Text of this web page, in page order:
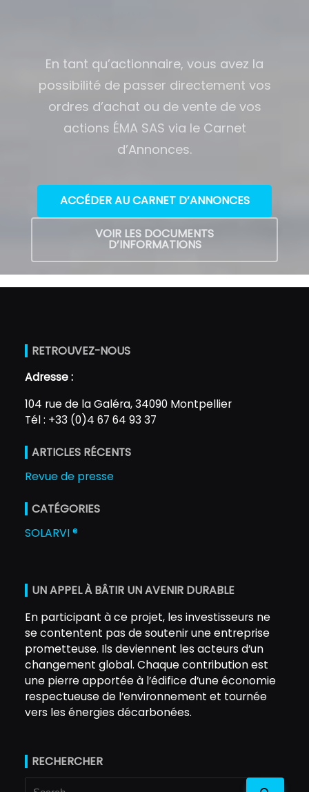
En tant qu’actionnaire, vous avez la
possibilité de passer directement vos
ordres d’achat ou de vente de vos
actions ÉMA SAS via le Carnet
d’Annonces.
ACCÉDER AU CARNET D’ANNONCES
VOIR LES DOCUMENTS
D’INFORMATIONS
RETROUVEZ-NOUS
Adresse :
104 rue de la Galéra, 34090 Montpellier
Tél : +33 (0)4 67 64 93 37
ARTICLES RÉCENTS
Revue de presse
CATÉGORIES
SOLARVI ®
UN APPEL À BÂTIR UN AVENIR DURABLE
En participant à ce projet, les investisseurs ne
se contentent pas de soutenir une entreprise
prometteuse. Ils deviennent les acteurs d’un
changement global. Chaque contribution est
une pierre apportée à l’édifice d’une économie
respectueuse de l’environnement et tournée
vers les énergies décarbonées.
RECHERCHER
Search